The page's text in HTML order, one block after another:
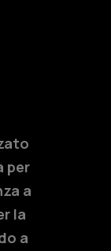
per
a
la
a